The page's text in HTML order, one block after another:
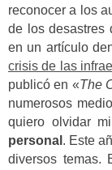
reconocer a los
de los desastres
en un artículo
crisis de las
publicó en «The
numerosos
quiero olvidar
personal . Este
diversos temas.